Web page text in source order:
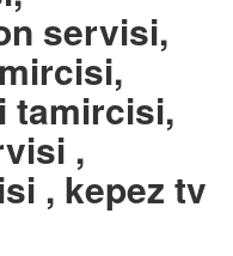
servisi,
tamircisi,
,
, kepez tv